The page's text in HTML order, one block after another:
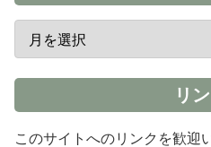
リ
このサイトへのリンクを歓迎